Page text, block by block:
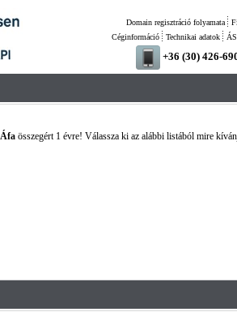
Domain regisztráció folyamata
Technikai adatok
Céginformáció
+36 (30) 426-
összegért 1 évre! Válassza ki az alábbi listából mire